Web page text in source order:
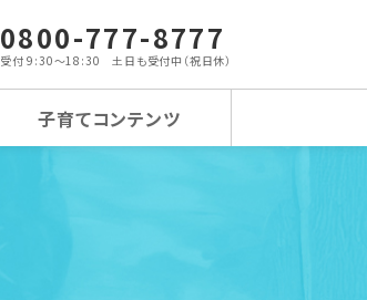
子育てコンテンツ
0800-777-8777
受付 9:30～18:30 土日も受付中（祝日休）